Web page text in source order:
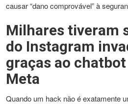
causar “dano comprovável” à
Milhares tiveram
do Instagram
graças ao chatbot
Meta
Quando um hack não é exatamente